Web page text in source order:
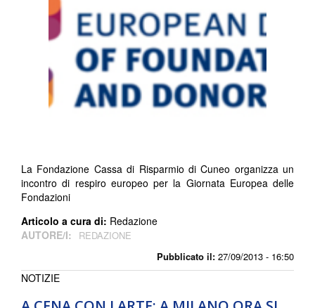
Pubblicato il: 27/09/2013 - 16:50
La Fondazione Cassa di Risparmio di Cuneo organizza un
incontro di respiro europeo per la Giornata Europea delle
Fondazioni
Articolo a cura di: Redazione
AUTORE/I:
REDAZIONE
NOTIZIE